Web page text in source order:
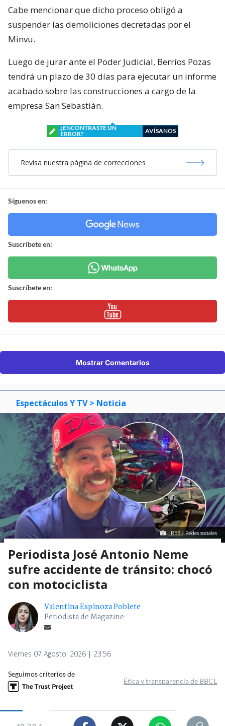
Cabe mencionar que dicho proceso obligó a
suspender las demoliciones decretadas por el
Minvu.
Luego de jurar ante el Poder Judicial, Berríos Pozas
tendrá un plazo de 30 días para ejecutar un informe
acabado sobre las construcciones a cargo de la
empresa San Sebastián.
¿ENCONTRASTE UN
ERROR?
AVÍSANOS
Revisa nuestra página de correcciones
Síguenos en:
Suscríbete en:
Suscríbete en:
Mostrar Comentarios
Espectáculos Y TV > Noticia
RBB / Redes sociales
Periodista José Antonio Neme
sufre accidente de tránsito: chocó
con motociclista
Valentina Espinoza Poblete
Periodista de Magazine
Viernes 07 Agosto, 2026 | 23:56
Seguimos criterios de
Ética y transparencia de BBCL